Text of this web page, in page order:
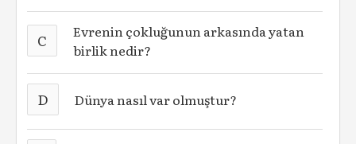
C
Evrenin çokluğunun arkasında yatan
birlik nedir?
D Dünya nasıl var olmuştur?